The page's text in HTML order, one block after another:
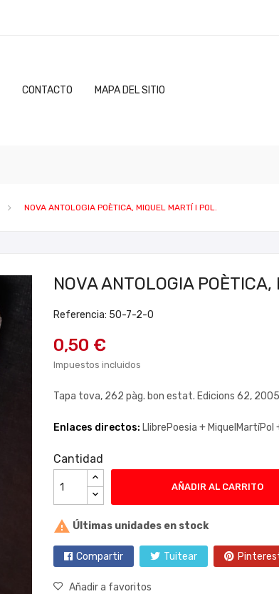
CONTACTO MAPA DEL SITIO
NOVA ANTOLOGIA POÈTICA, MIQUEL MARTÍ I POL.
NOVA ANTOLOGIA
Referencia: 50-7-2-0
0,50 €
Impuestos incluidos
Tapa tova, 262 pàg. bon estat. Edicions 62, 2005
Enlaces directos: LlibrePoesia + MiquelMartíPol
Cantidad
AÑADIR AL CARRITO
 Últimas unidades en stock
Compartir Tuitear
Añadir a favoritos